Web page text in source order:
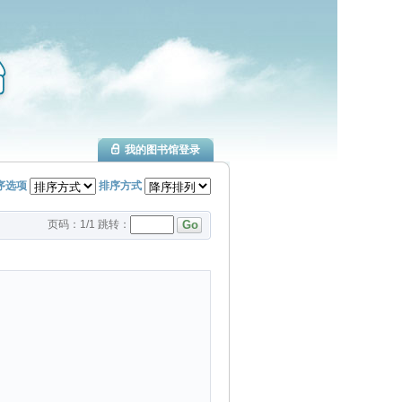
我的图书馆登录
选项 排序方式
页码： 1 /1 跳转：